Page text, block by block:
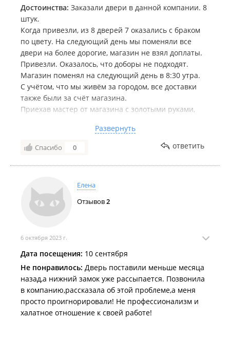
Достоинства: Заказали двери в данной компании. 8
штук.
Когда привезли, из 8 дверей 7 оказались с браком
по цвету. На следующий день мы поменяли все
двери на более дорогие, магазин не взял доплаты.
Привезли. Оказалось, что доборы не подходят.
Магазин поменял на следующий день в 8:30 утра.
С учётом, что мы живём за городом, все доставки
также были за счёт магазина.
Приехав мастер от магазина с золотыми руками,
Мастер изначально мог выйти через 3 недели, но
после покупки дверей связался самостоятельно и
сказал, что у него появилось окно и он готов за 2-3
дня всё установить.
Да, бывают ситуации не очень хорошие. Но как
достойно к ним подходит магазин. Спасибо!
Развернуть
Спасибо 0 ответить
Елена
Отзывов2
6 октября 2023 г.
Дата посещения: 10 сентября
Не понравилось: Дверь поставили меньше месяца
назад,а нижний замок уже рассыпается. Позвонила
в компанию,рассказала об этой проблеме,а меня
просто проигнорировали! Не профессионализм и
халатное отношение к своей работе!